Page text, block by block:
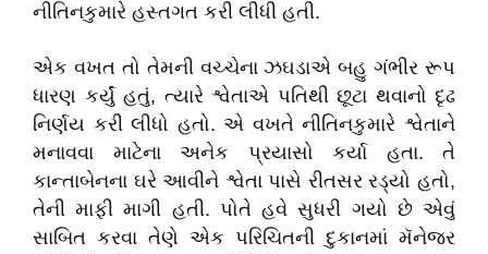
નીતિનકુમારે હસ્તગત કરી લીધી હતી.
એક વખત તો તેમની વચ્ચેના ઝઘડાએ બહુ ગંભીર રૂપ
ધારણ કર્યું હતું, ત્યારે શ્વેતાએ પતિથી છૂટા થવાનો દૃઢ
નિર્ણય કરી લીધો હતો. એ વખતે નીતિનકુમારે શ્વેતાને
મનાવવા માટેના અનેક પ્રયાસો કર્યા હતા. તે
કાન્તાબેનના ઘરે આવીને શ્વેતા પાસે રીતસર રડ્યો હતો,
તેની માફી માગી હતી. પોતે હવે સુધરી ગયો છે એવું
સાબિત કરવા તેણે એક પરિચિતની દુકાનમાં મૅનેજર